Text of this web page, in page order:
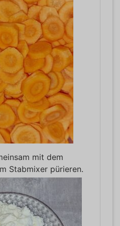
mit dem
Stabmixer pürieren.